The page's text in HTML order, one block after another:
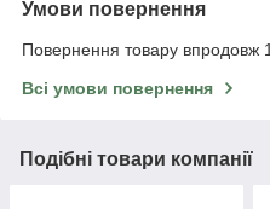
Умови повернення
Повернення товару впродовж
Всі умови повернення
Подібні товари компанії